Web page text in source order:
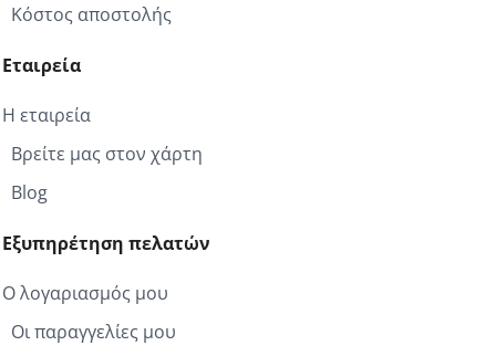
Κόστος αποστολής
Εταιρεία
Η εταιρεία
Βρείτε μας στον χάρτη
Blog
Εξυπηρέτηση πελατών
Ο λογαριασμός μου
Οι παραγγελίες μου